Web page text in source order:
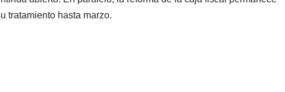
tratamiento hasta marzo.